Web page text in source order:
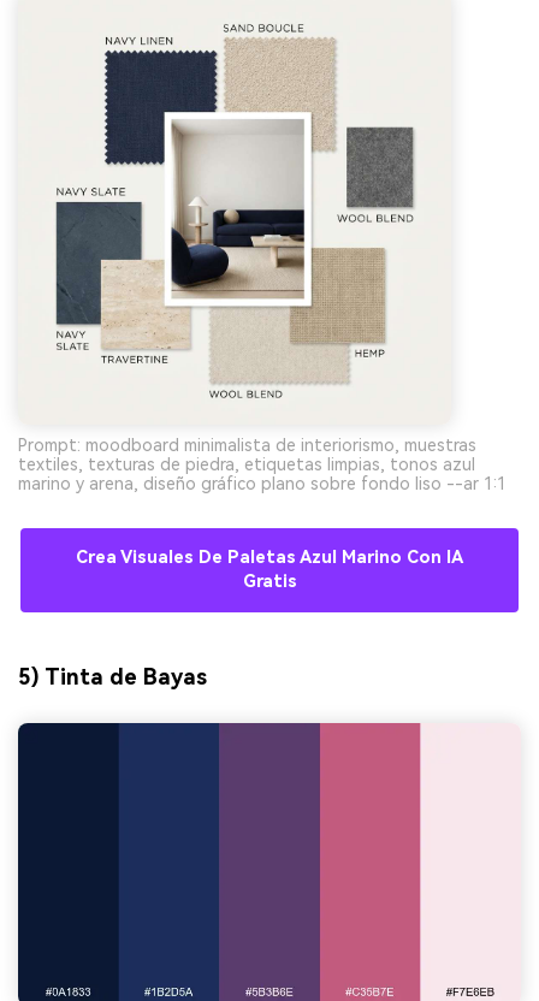
Prompt: moodboard minimalista de interiorismo, muestras
textiles, texturas de piedra, etiquetas limpias, tonos azul
marino y arena, diseño gráfico plano sobre fondo liso --ar 1:1
Crea Visuales De Paletas Azul Marino Con IA
Gratis
5) Tinta de Bayas
gratis!
Empieza Gratis→